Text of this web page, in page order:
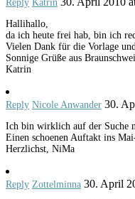
Reply Katrin
Hallihallo,
da ich heute frei hab, bin ich
Vielen Dank für die Vorlage
Sonnige Grüße aus
Katrin
Reply Nicole Anwander 30.
Ich bin wirklich auf der Suche
Einen schoenen Auftakt ins
Herzlichst, NiMa
Reply Zottelminna 30. April